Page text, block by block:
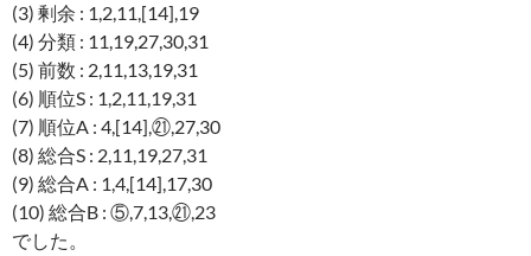
(3) 剰余 : 1,2,11,[14],19
(4) 分類 : 11,19,27,30,31
(5) 前数 : 2,11,13,19,31
(6) 順位S : 1,2,11,19,31
(7) 順位A : 4,[14],㉑,27,30
(8) 総合S : 2,11,19,27,31
(9) 総合A : 1,4,[14],17,30
(10) 総合B : ⑤,7,13,㉑,23
でした。